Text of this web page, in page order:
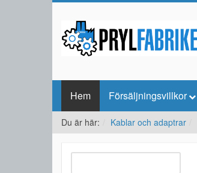
Hem Försäljningsvillkor
Du är här: Kablar och adaptrar